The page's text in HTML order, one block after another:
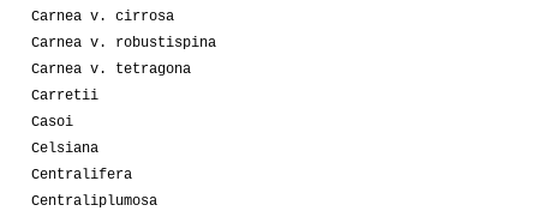
Carnea v. cirrosa
Carnea v. robustispina
Carnea v. tetragona
Carretii
Casoi
Celsiana
Centralifera
Centraliplumosa